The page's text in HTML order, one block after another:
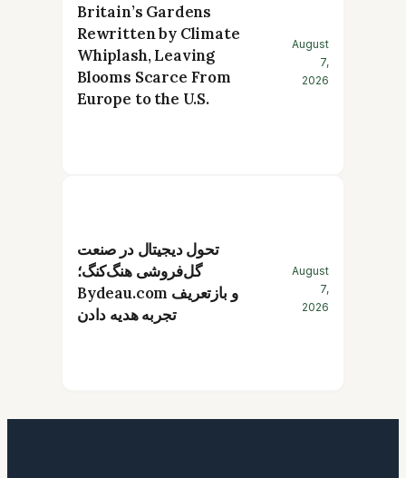
Britain’s Gardens
Rewritten by Climate
Whiplash, Leaving
Blooms Scarce From
Europe to the U.S.
August
7,
2026
تحول دیجیتال در صنعت
گل‌فروشی هنگ‌کنگ؛
Bydeau.com و بازتعریف
تجربه هدیه دادن
August
7,
2026